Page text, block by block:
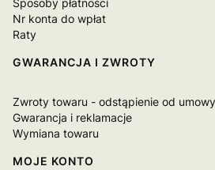
Sposoby płatności
Nr konta do wpłat
Raty
GWARANCJA I ZWROTY
Zwroty towaru - odstąpienie od umowy
Gwarancja i reklamacje
Wymiana towaru
MOJE KONTO